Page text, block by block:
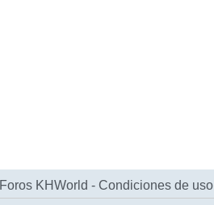
Foros KHWorld - Condiciones de uso